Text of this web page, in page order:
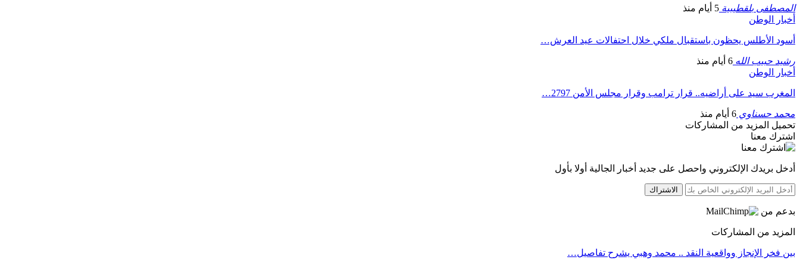
المصطفى بلقطيبية 5 أيام منذ
أخبار الوطن
أسود الأطلس يحظون باستقبال ملكي خلال احتفالات عيد العرش…
رشيد حبيب الله 6 أيام منذ
أخبار الوطن
المغرب سيد على أراضيه.. قرار ترامب وقرار مجلس الأمن 2797…
محمد حسناوي 6 أيام منذ
تحميل المزيد من المشاركات
اشترك معنا
أدخل بريدك الإلكتروني واحصل على جديد أخبار الجالية أولا بأول
الاشتراك
بدعم من
المزيد من المشاركات
بين فخر الإنجاز وواقعية النقد .. محمد وهبي يشرح تفاصيل…